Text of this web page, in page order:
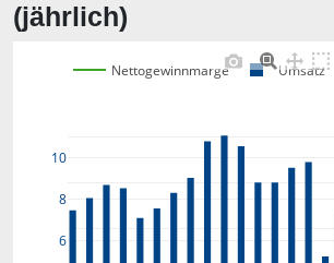
(jährlich)
6
8
10
Nettogewinnmarge Umsatz